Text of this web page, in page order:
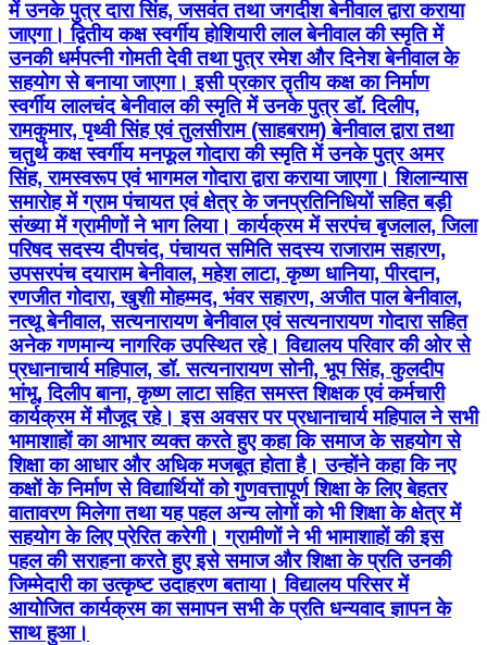
में उनके पुत्र दारा सिंह, जसवंत तथा जगदीश बेनीवाल द्वारा कराया
जाएगा। द्वितीय कक्ष स्वर्गीय होशियारी लाल बेनीवाल की स्मृति में
उनकी धर्मपत्नी गोमती देवी तथा पुत्र रमेश और दिनेश बेनीवाल के
सहयोग से बनाया जाएगा। इसी प्रकार तृतीय कक्ष का निर्माण
स्वर्गीय लालचंद बेनीवाल की स्मृति में उनके पुत्र डॉ. दिलीप,
रामकुमार, पृथ्वी सिंह एवं तुलसीराम (साहबराम) बेनीवाल द्वारा तथा
चतुर्थ कक्ष स्वर्गीय मनफूल गोदारा की स्मृति में उनके पुत्र अमर
सिंह, रामस्वरूप एवं भागमल गोदारा द्वारा कराया जाएगा। शिलान्यास
समारोह में ग्राम पंचायत एवं क्षेत्र के जनप्रतिनिधियों सहित बड़ी
संख्या में ग्रामीणों ने भाग लिया। कार्यक्रम में सरपंच बृजलाल, जिला
परिषद सदस्य दीपचंद, पंचायत समिति सदस्य राजाराम सहारण,
उपसरपंच दयाराम बेनीवाल, महेश लाटा, कृष्ण धानिया, पीरदान,
रणजीत गोदारा, खुशी मोहम्मद, भंवर सहारण, अजीत पाल बेनीवाल,
नत्थू बेनीवाल, सत्यनारायण बेनीवाल एवं सत्यनारायण गोदारा सहित
अनेक गणमान्य नागरिक उपस्थित रहे। विद्यालय परिवार की ओर से
प्रधानाचार्य महिपाल, डॉ. सत्यनारायण सोनी, भूप सिंह, कुलदीप
भांभू, दिलीप बाना, कृष्ण लाटा सहित समस्त शिक्षक एवं कर्मचारी
कार्यक्रम में मौजूद रहे। इस अवसर पर प्रधानाचार्य महिपाल ने सभी
भामाशाहों का आभार व्यक्त करते हुए कहा कि समाज के सहयोग से
शिक्षा का आधार और अधिक मजबूत होता है। उन्होंने कहा कि नए
कक्षों के निर्माण से विद्यार्थियों को गुणवत्तापूर्ण शिक्षा के लिए बेहतर
वातावरण मिलेगा तथा यह पहल अन्य लोगों को भी शिक्षा के क्षेत्र में
सहयोग के लिए प्रेरित करेगी। ग्रामीणों ने भी भामाशाहों की इस
पहल की सराहना करते हुए इसे समाज और शिक्षा के प्रति उनकी
जिम्मेदारी का उत्कृष्ट उदाहरण बताया। विद्यालय परिसर में
आयोजित कार्यक्रम का समापन सभी के प्रति धन्यवाद ज्ञापन के
साथ हुआ।